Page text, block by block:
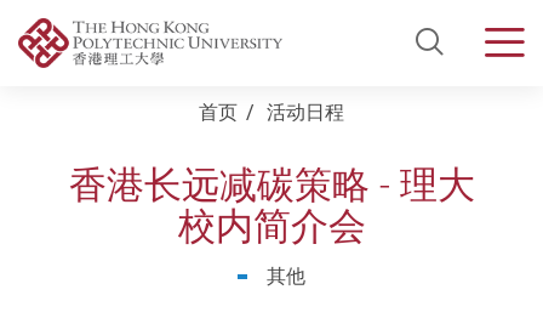
Open
首页 活动日程
香港长远减碳策略 - 理大
校内简介会
其他